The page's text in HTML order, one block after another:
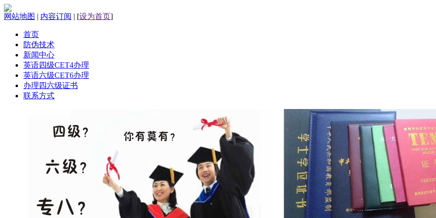
网站地图 | 内容订阅 | [设为首页]
首页
防伪技术
新闻中心
英语四级CET4办理
英语六级CET6办理
办理四六级证书
联系方式